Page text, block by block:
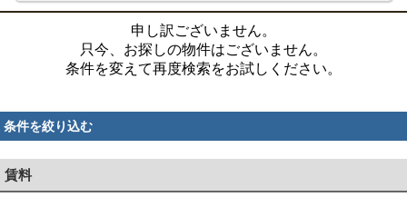
申し訳ございません。
只今、お探しの物件はございません。
条件を変えて再度検索をお試しください。
条件を絞り込む
賃料